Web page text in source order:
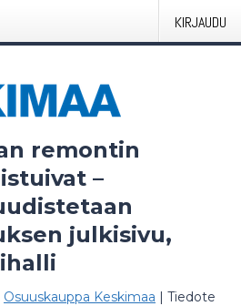
KIRJAUDU
remontin
–
julkisivu,
Osuuskauppa Keskimaa | Tiedote